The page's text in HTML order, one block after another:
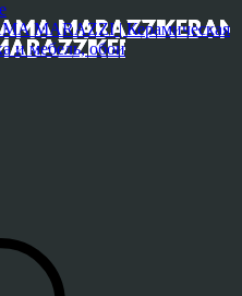
| Керамическая
и мебель, обои